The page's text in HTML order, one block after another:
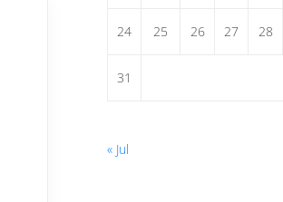
24 25 26 27 28
31
« Jul